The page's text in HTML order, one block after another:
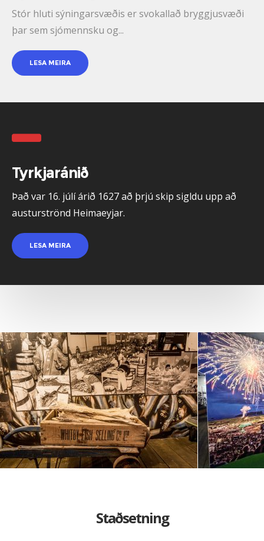
Stór hluti sýningarsvæðis er svokallað bryggjusvæði
þar sem sjómennsku og...
LESA MEIRA
Tyrkjaránið
Það var 16. júlí árið 1627 að þrjú skip sigldu upp að
austurströnd Heimaeyjar.
LESA MEIRA
Staðsetning